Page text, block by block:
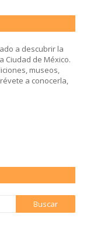
a descubrir la
Ciudad de México.
museos,
a conocerla,